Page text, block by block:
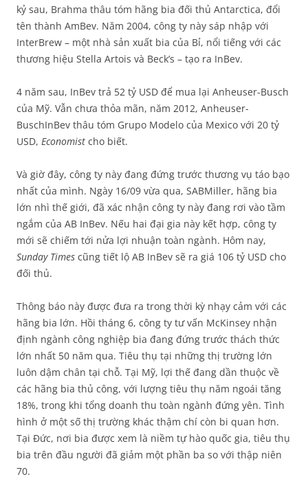
kỷ sau, Brahma thâu tóm hãng bia đối thủ Antarctica, đổi
tên thành AmBev. Năm 2004, công ty này sáp nhập với
InterBrew – một nhà sản xuất bia của Bỉ, nổi tiếng với các
thương hiệu Stella Artois và Beck’s – tạo ra InBev.
4 năm sau, InBev trả 52 tỷ USD để mua lại Anheuser-Busch
của Mỹ. Vẫn chưa thỏa mãn, năm 2012, Anheuser-
BuschInBev thâu tóm Grupo Modelo của Mexico với 20 tỷ
USD, Economist cho biết.
Và giờ đây, công ty này đang đứng trước thương vụ táo bạo
nhất của mình. Ngày 16/09 vừa qua, SABMiller, hãng bia
lớn nhì thế giới, đã xác nhận công ty này đang rơi vào tầm
ngắm của AB InBev. Nếu hai đại gia này kết hợp, công ty
mới sẽ chiếm tới nửa lợi nhuận toàn ngành. Hôm nay,
Sunday Times cũng tiết lộ AB InBev sẽ ra giá 106 tỷ USD cho
đối thủ.
Thông báo này được đưa ra trong thời kỳ nhạy cảm với các
hãng bia lớn. Hồi tháng 6, công ty tư vấn McKinsey nhận
định ngành công nghiệp bia đang đứng trước thách thức
lớn nhất 50 năm qua. Tiêu thụ tại những thị trường lớn
luôn dậm chân tại chỗ. Tại Mỹ, lợi thế đang dần thuộc về
các hãng bia thủ công, với lượng tiêu thụ năm ngoái tăng
18%, trong khi tổng doanh thu toàn ngành đứng yên. Tình
hình ở một số thị trường khác thậm chí còn bi quan hơn.
Tại Đức, nơi bia được xem là niềm tự hào quốc gia, tiêu thụ
bia trên đầu người đã giảm một phần ba so với thập niên
70.